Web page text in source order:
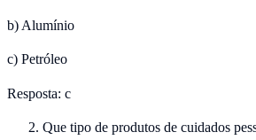
b) Alumínio
c) Petróleo
Resposta: c
Que tipo de produtos de cuidados